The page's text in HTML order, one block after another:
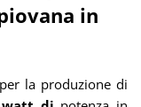
in
la produzione di